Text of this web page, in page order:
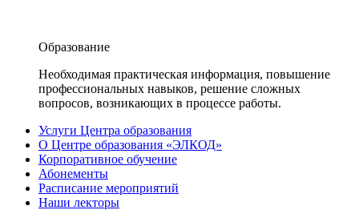
Образование
Необходимая практическая информация, повышение
профессиональных навыков, решение сложных
вопросов, возникающих в процессе работы.
Услуги Центра образования
О Центре образования «ЭЛКОД»
Корпоративное обучение
Абонементы
Расписание мероприятий
Наши лекторы